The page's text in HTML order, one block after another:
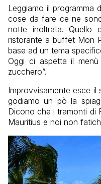
Leggiamo il programma
cose da fare ce ne
notte inoltrata. Quello
ristorante a buffet Mon
base ad un tema
Oggi ci aspetta il
zucchero”.
Improvvisamente esce il
godiamo un pò la
Dicono che i tramonti di
Mauritius e noi non